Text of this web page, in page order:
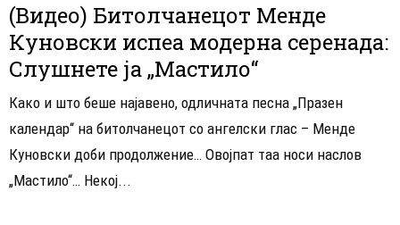
(Видео) Битолчанецот Менде
Куновски испеа модерна серенада:
Слушнете ја „Мастило“
Како и што беше најавено, одличната песна „Празен
календар“ на битолчанецот со ангелски глас – Менде
Куновски доби продолжение… Овојпат таа носи наслов
„Мастило“… Некој...